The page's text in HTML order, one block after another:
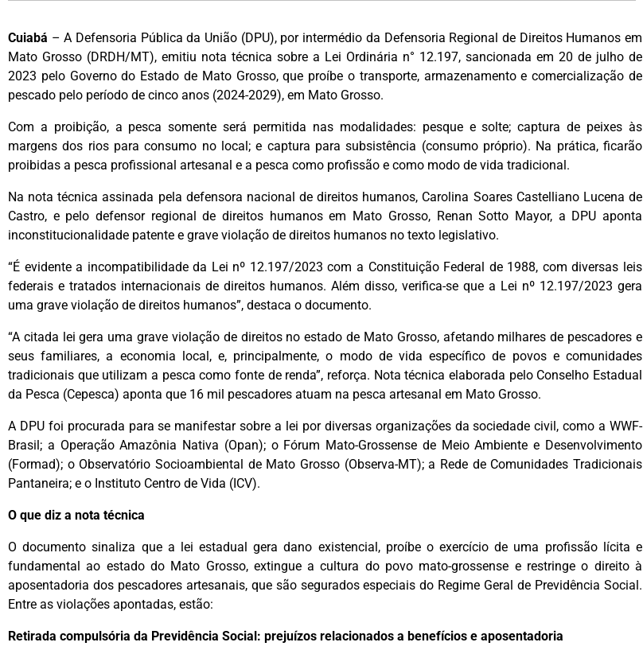
Cuiabá – A Defensoria Pública da União (DPU), por intermédio da Defensoria Regional de Direitos Humanos em
Mato Grosso (DRDH/MT), emitiu nota técnica sobre a Lei Ordinária n° 12.197, sancionada em 20 de julho de
2023 pelo Governo do Estado de Mato Grosso, que proíbe o transporte, armazenamento e comercialização de
pescado pelo período de cinco anos (2024-2029), em Mato Grosso.
Com a proibição, a pesca somente será permitida nas modalidades: pesque e solte; captura de peixes às
margens dos rios para consumo no local; e captura para subsistência (consumo próprio). Na prática, ficarão
proibidas a pesca profissional artesanal e a pesca como profissão e como modo de vida tradicional.
Na nota técnica assinada pela defensora nacional de direitos humanos, Carolina Soares Castelliano Lucena de
Castro, e pelo defensor regional de direitos humanos em Mato Grosso, Renan Sotto Mayor, a DPU aponta
inconstitucionalidade patente e grave violação de direitos humanos no texto legislativo.
“É evidente a incompatibilidade da Lei nº 12.197/2023 com a Constituição Federal de 1988, com diversas leis
federais e tratados internacionais de direitos humanos. Além disso, verifica-se que a Lei nº 12.197/2023 gera
uma grave violação de direitos humanos”, destaca o documento.
“A citada lei gera uma grave violação de direitos no estado de Mato Grosso, afetando milhares de pescadores e
seus familiares, a economia local, e, principalmente, o modo de vida específico de povos e comunidades
tradicionais que utilizam a pesca como fonte de renda”, reforça. Nota técnica elaborada pelo Conselho Estadual
da Pesca (Cepesca) aponta que 16 mil pescadores atuam na pesca artesanal em Mato Grosso.
A DPU foi procurada para se manifestar sobre a lei por diversas organizações da sociedade civil, como a WWF-
Brasil; a Operação Amazônia Nativa (Opan); o Fórum Mato-Grossense de Meio Ambiente e Desenvolvimento
(Formad); o Observatório Socioambiental de Mato Grosso (Observa-MT); a Rede de Comunidades Tradicionais
Pantaneira; e o Instituto Centro de Vida (ICV).
O que diz a nota técnica
O documento sinaliza que a lei estadual gera dano existencial, proíbe o exercício de uma profissão lícita e
fundamental ao estado do Mato Grosso, extingue a cultura do povo mato-grossense e restringe o direito à
aposentadoria dos pescadores artesanais, que são segurados especiais do Regime Geral de Previdência Social.
Entre as violações apontadas, estão:
Retirada compulsória da Previdência Social: prejuízos relacionados a benefícios e aposentadoria